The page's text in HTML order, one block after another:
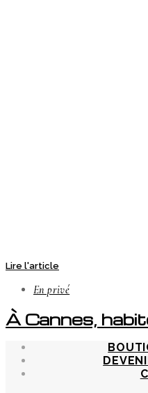
Lire l'article
En privé
À Cannes,